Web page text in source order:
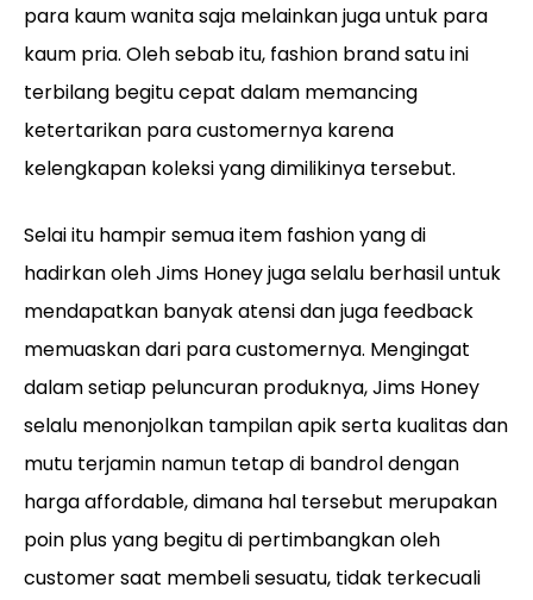
para kaum wanita saja melainkan juga untuk para
kaum pria. Oleh sebab itu, fashion brand satu ini
terbilang begitu cepat dalam memancing
ketertarikan para customernya karena
kelengkapan koleksi yang dimilikinya tersebut.
Selai itu hampir semua item fashion yang di
hadirkan oleh Jims Honey juga selalu berhasil untuk
mendapatkan banyak atensi dan juga feedback
memuaskan dari para customernya. Mengingat
dalam setiap peluncuran produknya, Jims Honey
selalu menonjolkan tampilan apik serta kualitas dan
mutu terjamin namun tetap di bandrol dengan
harga affordable, dimana hal tersebut merupakan
poin plus yang begitu di pertimbangkan oleh
customer saat membeli sesuatu, tidak terkecuali